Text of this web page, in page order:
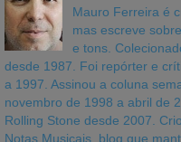
Mauro Ferreira é
mas escreve
e tons.
desde 1987. Foi repórter e
a 1997. Assinou a coluna
novembro de 1998 a abril de
Rolling Stone desde 2007.
Notas Musicais, blog que